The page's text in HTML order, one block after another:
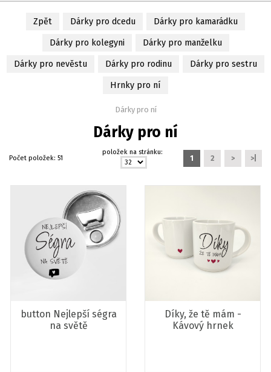
Zpět Dárky pro dcedu Dárky pro kamarádku
Dárky pro kolegyni Dárky pro manželku
Dárky pro nevěstu Dárky pro rodinu Dárky pro sestru
Hrnky pro ní
Dárky pro ní
Dárky pro ní
Počet položek: 51
položek na stránku:
1 2 > >|
button Nejlepší ségra
na světě
Díky, že tě mám -
Kávový hrnek